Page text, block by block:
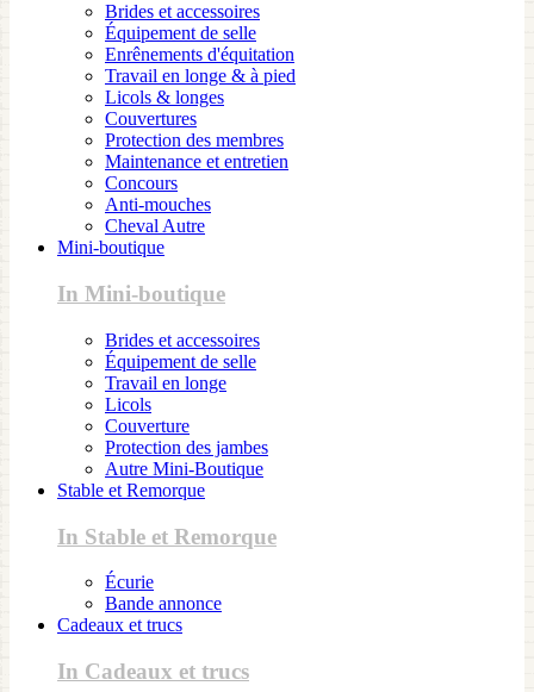
Brides et accessoires
Équipement de selle
Enrênements d'équitation
Travail en longe & à pied
Licols & longes
Couvertures
Protection des membres
Maintenance et entretien
Concours
Anti-mouches
Cheval Autre
Mini-boutique
In Mini-boutique
Brides et accessoires
Équipement de selle
Travail en longe
Licols
Couverture
Protection des jambes
Autre Mini-Boutique
Stable et Remorque
In Stable et Remorque
Écurie
Bande annonce
Cadeaux et trucs
In Cadeaux et trucs